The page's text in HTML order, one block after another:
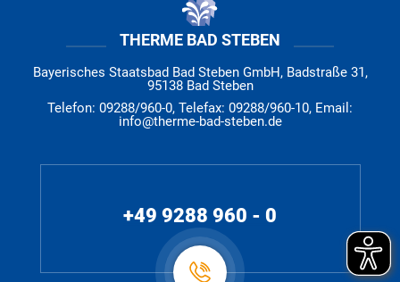
THERME BAD STEBEN
Bayerisches Staatsbad Bad Steben GmbH, Badstraße 31,
95138 Bad Steben
Telefon: 09288/960-0, Telefax: 09288/960-10, Email:
info@therme-bad-steben.de
+49 9288 960 - 0